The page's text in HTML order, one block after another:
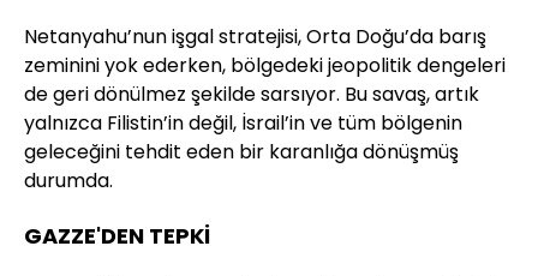
Netanyahu’nun işgal stratejisi, Orta Doğu’da barış
zeminini yok ederken, bölgedeki jeopolitik dengeleri
de geri dönülmez şekilde sarsıyor. Bu savaş, artık
yalnızca Filistin’in değil, İsrail’in ve tüm bölgenin
geleceğini tehdit eden bir karanlığa dönüşmüş
durumda.
GAZZE'DEN TEPKİ